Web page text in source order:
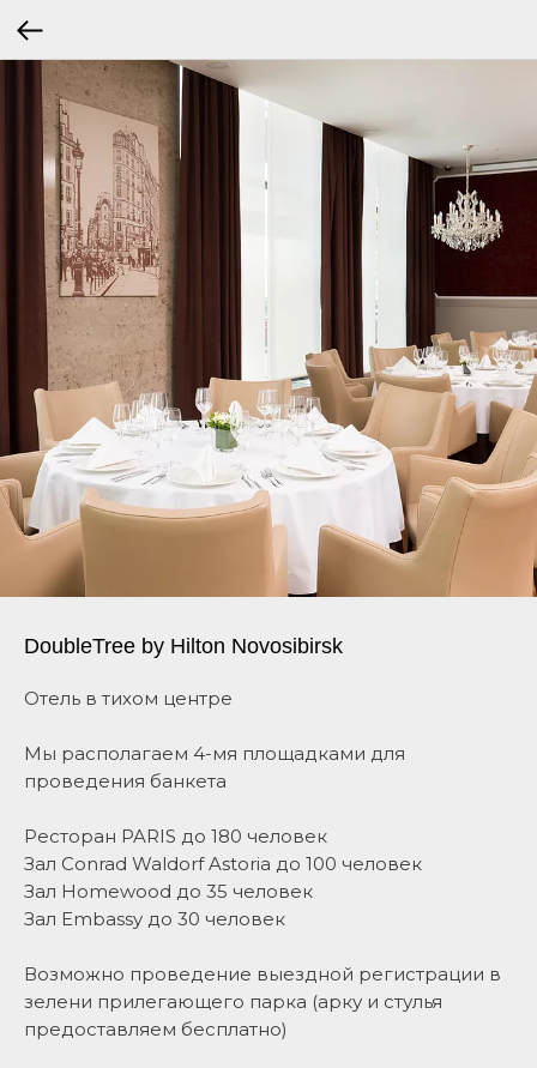
DoubleTree by Hilton Novosibirsk
Отель в тихом центре
Мы располагаем 4-мя площадками для
проведения банкета
Ресторан PARIS до 180 человек
Зал Conrad Waldorf Astoria до 100 человек
Зал Homewood до 35 человек
Зал Embassy до 30 человек
Возможно проведение выездной регистрации в
зелени прилегающего парка (арку и стулья
предоставляем бесплатно)